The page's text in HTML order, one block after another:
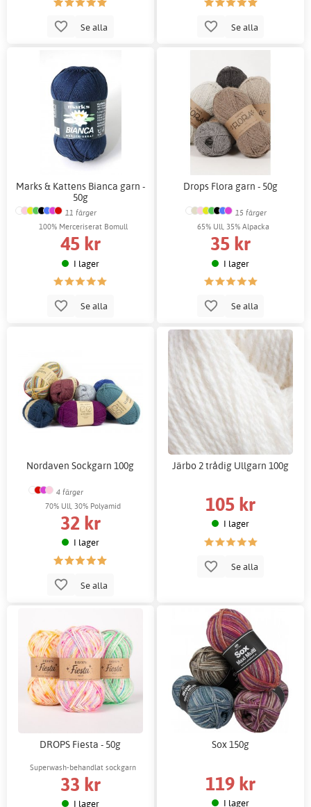
Se alla Se alla
Marks & Kattens Bianca garn -
50g
11 färger
100% Merceriserat Bomull
45 kr
I lager
Se alla
Drops Flora garn - 50g
15 färger
65% Ull, 35% Alpacka
35 kr
I lager
Se alla
Nordaven Sockgarn 100g
4 färger
70% Ull, 30% Polyamid
32 kr
I lager
Se alla
Järbo 2 trådig Ullgarn 100g
105 kr
I lager
Se alla
DROPS Fiesta - 50g
Superwash-behandlat sockgarn
33 kr
I lager
Sox 150g
119 kr
I lager